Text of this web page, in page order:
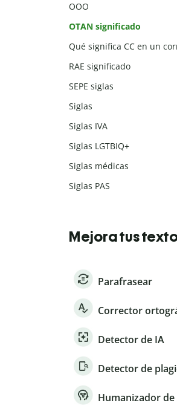
OOO
OTAN significado
Qué significa CC en un
RAE significado
SEPE siglas
Siglas
Siglas IVA
Siglas LGTBIQ+
Siglas médicas
Siglas PAS
Mejora tus
Parafrasear
Corrector
Detector de IA
Detector de
Humanizador de